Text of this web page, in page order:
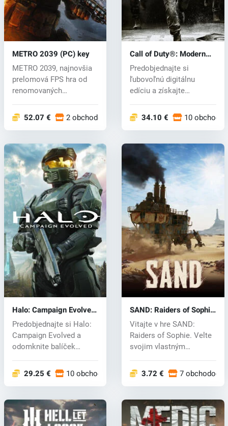
METRO 2039 (PC) key
METRO 2039, najnovšia
prelomová FPS hra od
renomovaných
52.07 € 2 obchodoch
Call of Duty®: Modern
Warfare® 4 (PC) key
Predobjednajte si
ľubovoľnú digitálnu
edíciu a získajte
34.10 € 10
Halo: Campaign Evolved
(PC) key
Predobjednajte si Halo:
Campaign Evolved a
odomknite balíček
29.25 € 10 obchodoch
SAND: Raiders of Sophie
(PC) key
Vitajte v hre SAND:
Raiders of Sophie. Velte
svojim vlastným
3.72 € 7 obchodoch